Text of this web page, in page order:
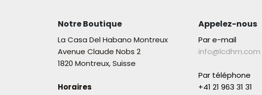
Notre Boutique
La Casa Del Habano Montreux
Avenue Claude Nobs 2
1820 Montreux, Suisse
Horaires
Appelez-nous
Par e-mail
info@lcdhm.com
Par téléphone
+41 21 963 31 31​